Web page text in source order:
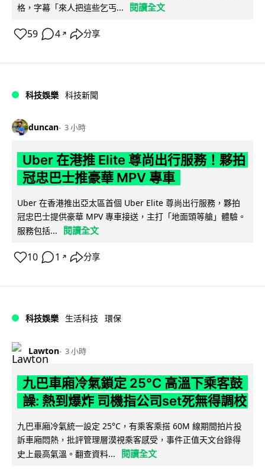
格，字幕「來人把這些乞丐...
閱讀全文
59 4 ↗ 分享
科技娛樂 科技新聞
duncan 3 小時
Uber 在港推 Elite 尊尚出行服務！夥拍
冠忠巴士推豪華 MPV 專車
Uber 在香港推出亞太區首個 Uber Elite 尊尚出行服務，夥拍
冠忠巴士提供豪華 MPV 專車接送，主打「地面頭等艙」體驗。
服務包括...
閱讀全文
10 1 ↗ 分享
科技娛樂 生活科技 環保
Lawton 3 小時
九巴車廂冷氣鎖定 25°C 高溫下乘客鼓
譟: 熱到爆炸 司機指公司set死無得調校
九巴車廂冷氣統一設定 25°C，有乘客乘搭 60M 線期間拍片投
訴車廂悶熱，批評管理層漠視乘客感受，事件正值天文台錄得
史上最高氣溫。翻查資料...
閱讀全文